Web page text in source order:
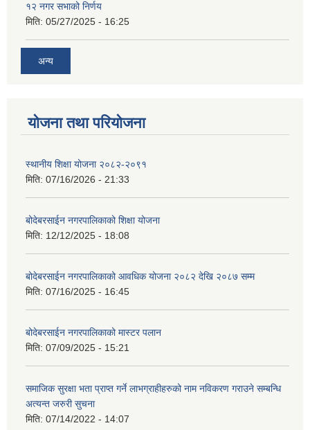
१२ नगर सभाको निर्णय
मिति: 05/27/2025 - 16:25
अन्य
योजना तथा परियोजना
स्थानीय शिक्षा योजना २०८२-२०९१
मिति: 07/16/2026 - 21:33
बोदेबरसाईन नगरपालिकाको शिक्षा योजना
मिति: 12/12/2025 - 18:08
बोदेबरसाईन नगरपालिकाको आवधिक योजना २०८२ देखि २०८७ सम्म
मिति: 07/16/2025 - 16:45
बोदेबरसाईन नगरपालिकाको मास्टर पलान
मिति: 07/09/2025 - 15:21
समाजिक सुरक्षा भता प्राप्त गर्ने लाभग्राहीहरुको नाम नविकरण गराउने सम्बन्धि
अत्यन्त जरुरी सुचना
मिति: 07/14/2022 - 14:07